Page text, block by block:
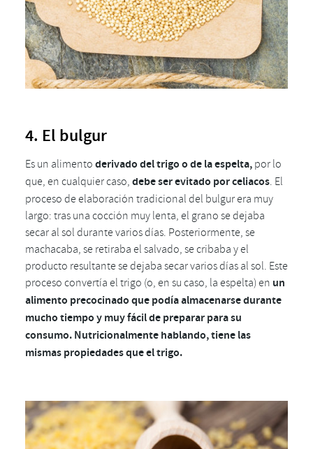
4. El bulgur
Es un alimento derivado del trigo o de la espelta, por lo
que, en cualquier caso, debe ser evitado por celiacos. El
proceso de elaboración tradicional del bulgur era muy
largo: tras una cocción muy lenta, el grano se dejaba
secar al sol durante varios días. Posteriormente, se
machacaba, se retiraba el salvado, se cribaba y el
producto resultante se dejaba secar varios días al sol. Este
proceso convertía el trigo (o, en su caso, la espelta) en un
alimento precocinado que podía almacenarse durante
mucho tiempo y muy fácil de preparar para su
consumo. Nutricionalmente hablando, tiene las
mismas propiedades que el trigo.